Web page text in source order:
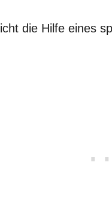
die Hilfe eines